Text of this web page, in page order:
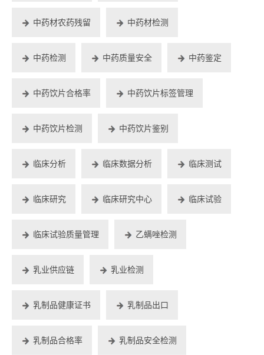
中药材农药残留 中药材检测
中药检测 中药质量安全 中药鉴定
中药饮片合格率 中药饮片标签管理
中药饮片检测 中药饮片鉴别
临床分析 临床数据分析 临床测试
临床研究 临床研究中心 临床试验
临床试验质量管理 乙螨唑检测
乳业供应链 乳业检测
乳制品健康证书 乳制品出口
乳制品合格率 乳制品安全检测